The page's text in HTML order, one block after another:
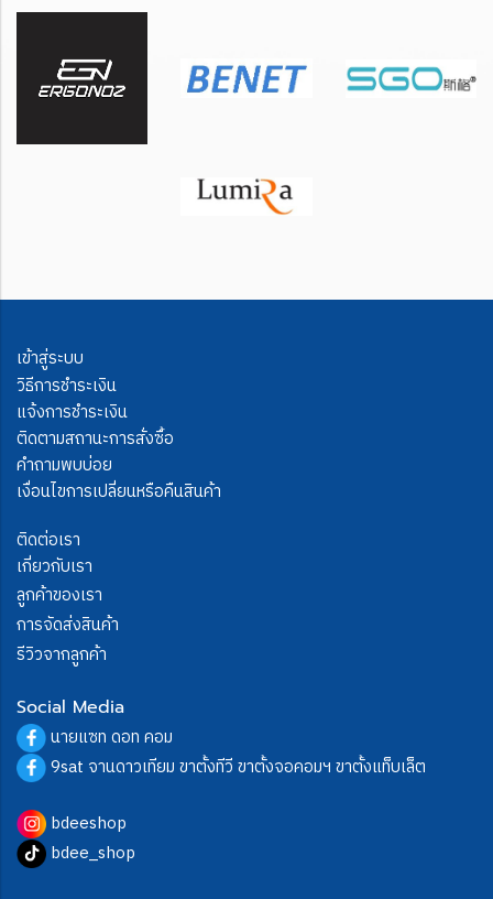
เข้าสู่ระบบ
วิธีการชำระเงิน
แจ้งการชำระเงิน
ติดตามสถานะการสั่งซื้อ
คำถามพบบ่อย
เงื่อนไขการเปลี่ยนหรือคืนสินค้า
ติดต่อเรา
เกี่ยวกับเรา
ลูกค้าของเรา
การจัดส่งสินค้า
รีวิวจากลูกค้า
Social Media
นายแซท ดอท คอม
9sat จานดาวเทียม ขาตั้งทีวี ขาตั้งจอคอมฯ ขาตั้งแท็บเล็ต
bdeeshop
bdee_shop